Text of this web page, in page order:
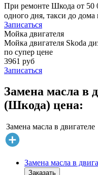
При ремонте Шкода от 50
одного дня, такси до
Записаться
Мойка двигателя
Мойка двигателя Skoda
по супер цене
3961 руб
Записаться
Замена масла в
(Шкода) цена:
Замена масла в двигателе
Замена масла в
Заказать